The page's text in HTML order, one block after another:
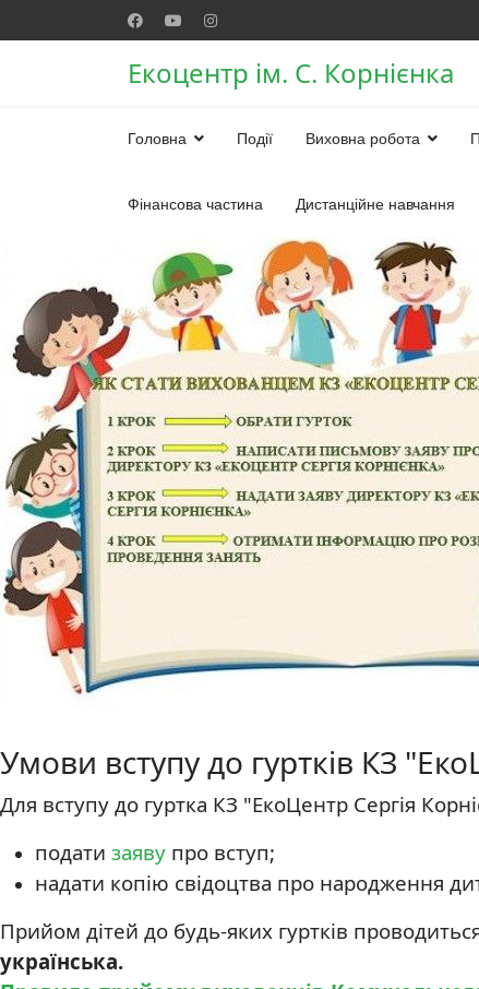
Екоцентр ім. С. Корнієнка
Головна Події Виховна робота
Фінансова частина Дистанційне навчання
Умови вступу до гуртків КЗ
Для вступу до гуртка КЗ "ЕкоЦентр Сергія
подати заяву про вступ;
надати копію свідоцтва про народження
Прийом дітей до будь-яких гуртків
українська.